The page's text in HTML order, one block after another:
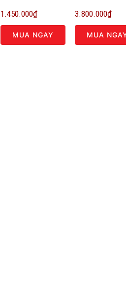
1.450.000₫
MUA NGAY
3.800.000₫
MUA